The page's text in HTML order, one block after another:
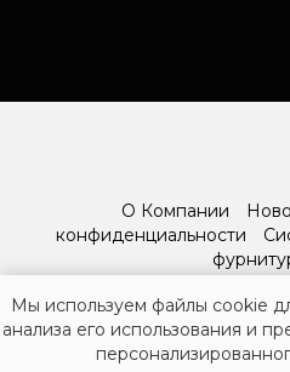
О Компании
конфиденциальности
Мы используем файлы cookie
анализа его использования и